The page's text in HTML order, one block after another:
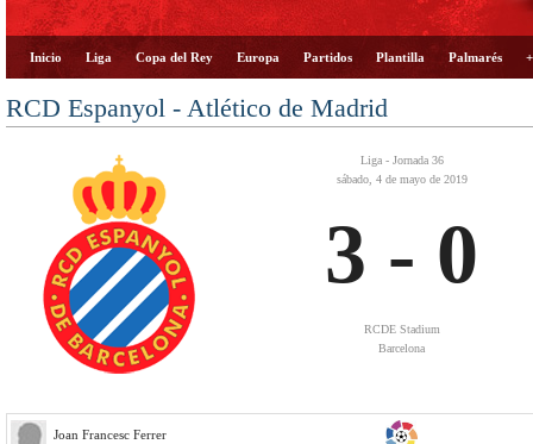
Inicio Liga Copa del Rey Europa Partidos Plantilla Palmarés
RCD Espanyol - Atlético de Madrid
Liga - Jornada 36
sábado, 4 de mayo de 2019
3 - 0
RCDE Stadium
Barcelona
Joan Francesc Ferrer